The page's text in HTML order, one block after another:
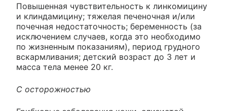
Повышенная чувствительность к линкомицину
и клиндамицину; тяжелая печеночная и/или
почечная недостаточность; беременность (за
исключением случаев, когда это необходимо
по жизненным показаниям), период грудного
вскармливания; детский возраст до 3 лет и
масса тела менее 20 кг.
С осторожностью